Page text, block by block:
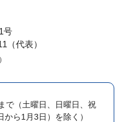
号
（代表）
で （土曜日、日曜日、祝
ら1月3日）を除く）